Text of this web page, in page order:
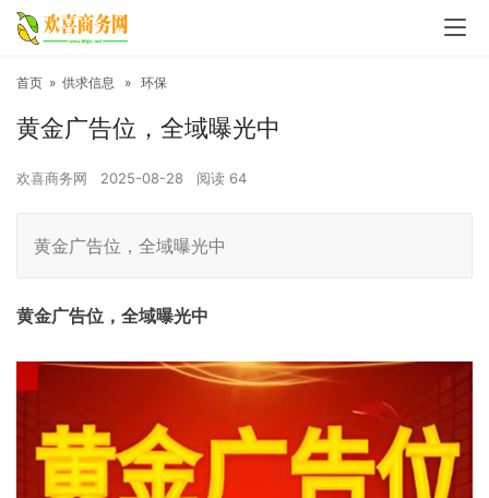
首页 » 供求信息 » 环保
黄金广告位，全域曝光中
欢喜商务网 2025-08-28 阅读 64
黄金广告位，全域曝光中
黄金广告位，全域曝光中